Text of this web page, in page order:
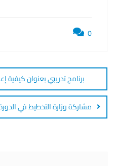
0
برنامج تدريبي بعنوان كيفية
مشاركة وزارة التخطيط في الدورة 42 في معرض طرابلس